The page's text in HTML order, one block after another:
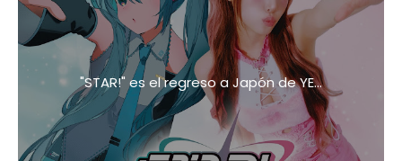
"STAR!" es el regreso a Japón de YE...